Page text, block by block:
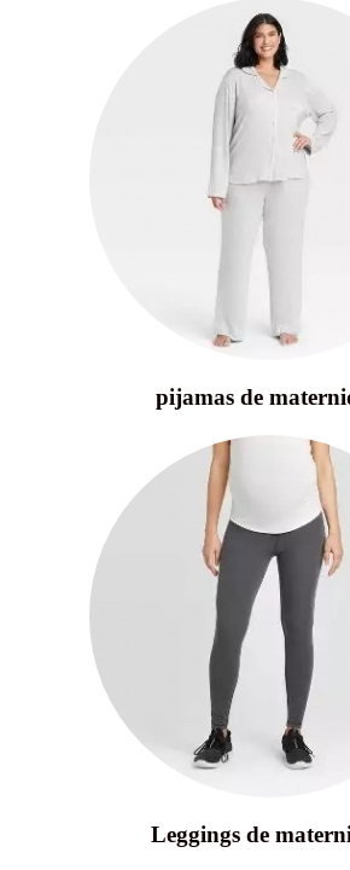
pijamas de
Leggings de